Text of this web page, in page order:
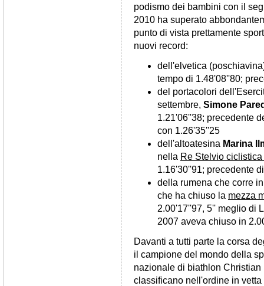
podismo dei bambini con il
2010 ha superato
punto di vista prettamente
nuovi record:
dell'elvetica
tempo di 1.48'08''80;
del portacolori
settembre, Simone
1.21'06''38; precedente
con 1.26'35''25
dell'altoatesina Marina
nella Re Stelvio
1.16'30''91; precedente
della rumena che corre
che ha chiuso la mezza
2.00'17''97, 5'' meglio di
2007 aveva chiuso in
Davanti a tutti parte la corsa
il campione del mondo della
nazionale di biathlon
classificano nell'ordine in